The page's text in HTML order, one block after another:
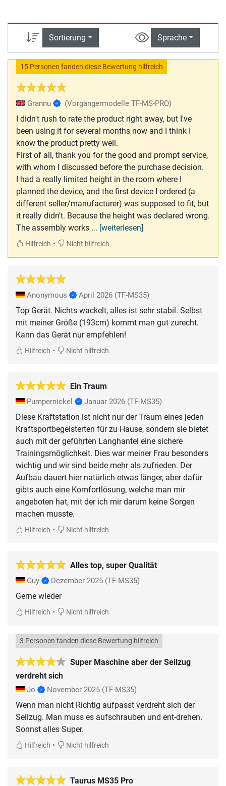
Sortierung Sprache
15 Personen fanden diese Bewertung hilfreich
Grannu (Vorgängermodelle TF-MS-PRO)
I didn't rush to rate the product right away, but I've
been using it for several months now and I think I
know the product pretty well.
First of all, thank you for the good and prompt service,
with whom I discussed before the purchase decision.
I had a really limited height in the room where I
planned the device, and the first device I ordered (a
different seller/manufacturer) was supposed to fit, but
it really didn't. Because the height was declared wrong.
The assembly works ... [weiterlesen]
Hilfreich • Nicht hilfreich
Anonymous April 2026 (TF-MS35)
Top Gerät. Nichts wackelt, alles ist sehr stabil. Selbst
mit meiner Größe (193cm) kommt man gut zurecht.
Kann das Gerät nur empfehlen!
Hilfreich • Nicht hilfreich
Ein Traum
Pumpernickel Januar 2026 (TF-MS35)
Diese Kraftstation ist nicht nur der Traum eines jeden
Kraftsportbegeisterten für zu Hause, sondern sie bietet
auch mit der geführten Langhantel eine sichere
Trainingsmöglichkeit. Dies war meiner Frau besonders
wichtig und wir sind beide mehr als zufrieden. Der
Aufbau dauert hier natürlich etwas länger, aber dafür
gibts auch eine Komfortlösung, welche man mir
angeboten hat, mit der ich mir darum keine Sorgen
machen musste.
Hilfreich • Nicht hilfreich
Alles top, super Qualität
Guy Dezember 2025 (TF-MS35)
Gerne wieder
Hilfreich • Nicht hilfreich
Super Maschine aber der Seilzug
verdreht sich
3 Personen fanden diese Bewertung hilfreich
Jo November 2025 (TF-MS35)
Wenn man nicht Richtig aufpasst verdreht sich der
Seilzug. Man muss es aufschrauben und ent-drehen.
Sonnst alles Super.
Hilfreich • Nicht hilfreich
Taurus MS35 Pro